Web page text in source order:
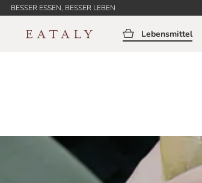
BESSER ESSEN, BESSER LEBEN
Lebensmittel